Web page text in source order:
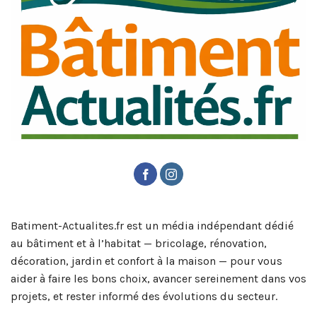
Batiment-Actualites.fr est un média indépendant dédié
au bâtiment et à l’habitat — bricolage, rénovation,
décoration, jardin et confort à la maison — pour vous
aider à faire les bons choix, avancer sereinement dans vos
projets, et rester informé des évolutions du secteur.